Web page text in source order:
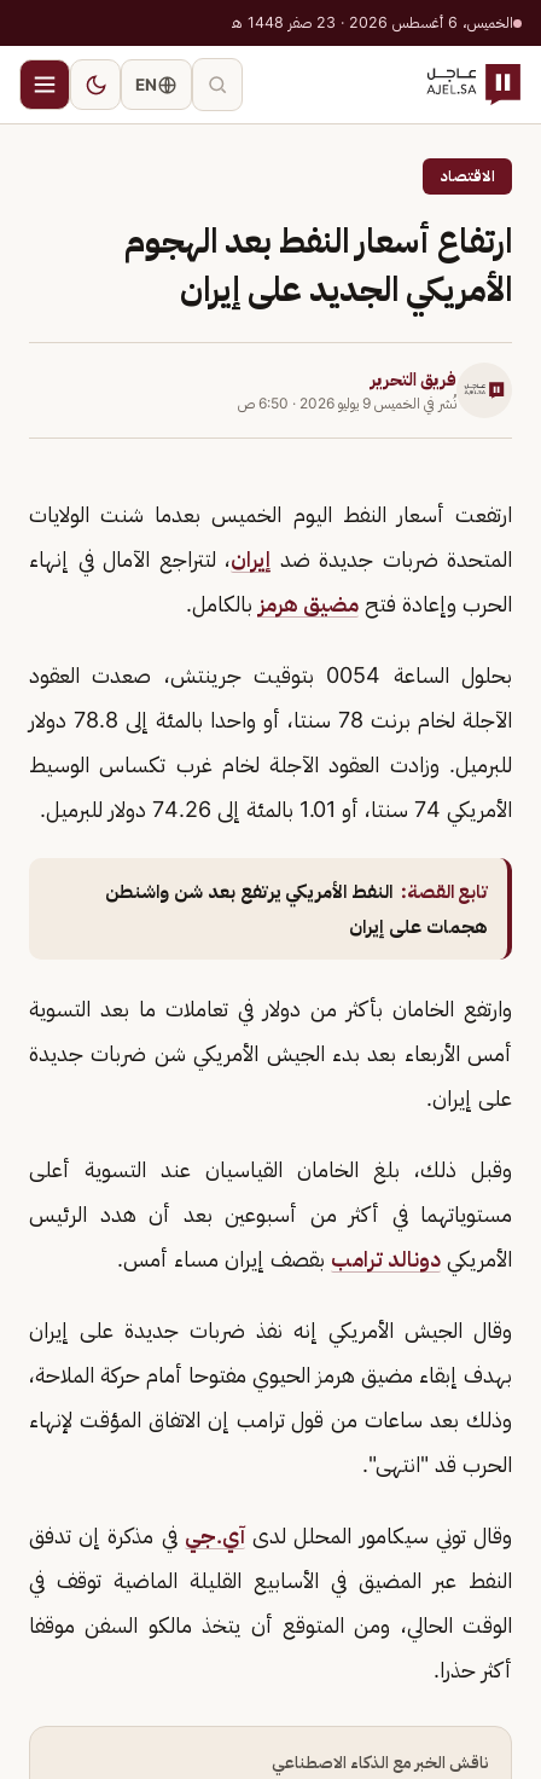
الخميس، 6 أغسطس 2026 · 23 صفر 1448 هـ
EN
الاقتصاد
ارتفاع أسعار النفط بعد الهجوم
الأمريكي الجديد على إيران
فريق التحرير
نُشر في الخميس 9 يوليو 2026 · 6:50 ص
ارتفعت أسعار النفط اليوم الخميس بعدما شنت الولايات
المتحدة ضربات جديدة ضد إيران، لتتراجع الآمال في إنهاء
الحرب وإعادة فتح مضيق هرمز بالكامل.
بحلول الساعة 0054 بتوقيت جرينتش، صعدت العقود
الآجلة لخام برنت 78 سنتا، أو واحدا بالمئة إلى 78.8 دولار
للبرميل. وزادت العقود الآجلة لخام غرب تكساس الوسيط
الأمريكي 74 سنتا، أو 1.01 بالمئة إلى 74.26 دولار للبرميل.
تابع القصة: النفط الأمريكي يرتفع بعد شن واشنطن
هجمات على إيران
وارتفع الخامان بأكثر من دولار في تعاملات ما بعد التسوية
أمس الأربعاء بعد بدء الجيش الأمريكي شن ضربات جديدة
على إيران.
وقبل ذلك، بلغ الخامان القياسيان عند التسوية أعلى
مستوياتهما في أكثر من أسبوعين بعد أن هدد الرئيس
الأمريكي دونالد ترامب بقصف إيران مساء أمس.
وقال الجيش الأمريكي إنه نفذ ضربات جديدة على إيران
بهدف إبقاء مضيق هرمز الحيوي مفتوحا أمام حركة الملاحة،
وذلك بعد ساعات من قول ترامب إن الاتفاق المؤقت لإنهاء
الحرب قد "انتهى".
وقال توني سيكامور المحلل لدىآي.جي في مذكرة إن تدفق
النفط عبر المضيق في الأسابيع القليلة الماضية توقف في
الوقت الحالي، ومن المتوقع أن يتخذ مالكو السفن موقفا
أكثر حذرا.
ناقش الخبر مع الذكاء الاصطناعي